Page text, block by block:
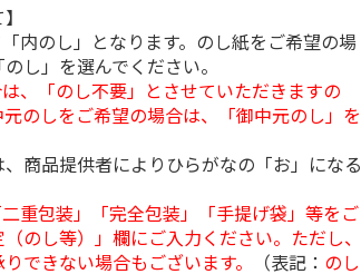
内のし」となります。のし紙をご希望の場
し」を選んでください。
、「のし不要」とさせていただきますの
のしをご希望の場合は、「御中元のし」を
商品提供者によりひらがなの「お」になる
二重包装」「完全包装」「手提げ袋」等をご
のし等）」欄にご入力ください。ただし、
できない場合もございます。
（表記： のし